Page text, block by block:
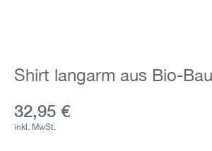
Shirt langarm aus Bio-
Aktueller Preis:
32,95 €
inkl. MwSt.